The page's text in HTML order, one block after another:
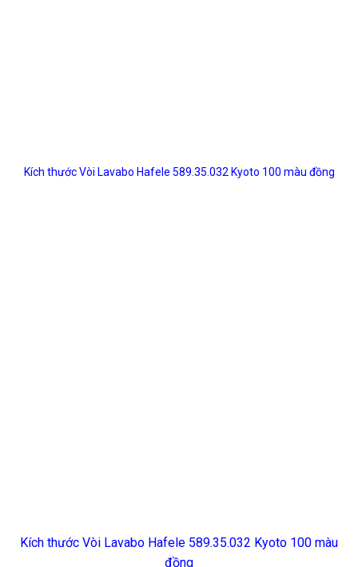
Kích thước Vòi Lavabo Hafele 589.35.032 Kyoto 100 màu đồng
Kích thước Vòi Lavabo Hafele 589.35.032 Kyoto 100 màu
đồng